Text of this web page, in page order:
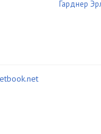
Гарднер